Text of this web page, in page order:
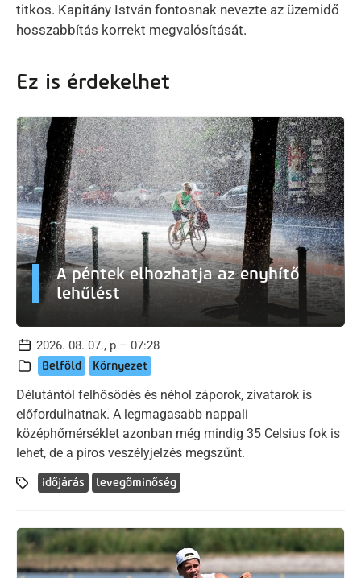
titkos. Kapitány István fontosnak nevezte az üzemidő
hosszabbítás korrekt megvalósítását.
Ez is érdekelhet
A péntek elhozhatja az enyhítő
lehűlést
2026. 08. 07., p – 07:28
Belföld Környezet
Délutántól felhősödés és néhol záporok, zivatarok is
előfordulhatnak. A legmagasabb nappali
középhőmérséklet azonban még mindig 35 Celsius fok is
lehet, de a piros veszélyjelzés megszűnt.
időjárás levegőminőség